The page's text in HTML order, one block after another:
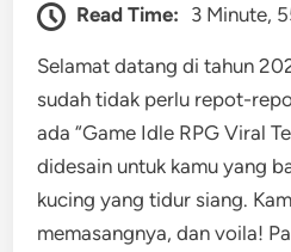
Read Time: 3 Minute,
Selamat datang di tahun
sudah tidak perlu repot-
ada “Game Idle RPG Viral
didesain untuk kamu yang
kucing yang tidur siang.
memasangnya, dan voila!